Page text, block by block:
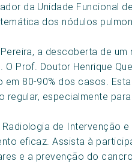
da Unidade Funcional
dos nódulos
a descoberta de
O Prof. Doutor Henrique
80-90% dos casos.
regular, especialmente
de Intervenção
eficaz. Assista à
e a prevenção do